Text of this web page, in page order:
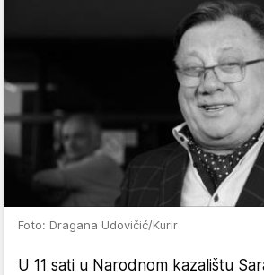
Foto: Dragana Udovičić/Kurir
U 11 sati u Narodnom kazalištu